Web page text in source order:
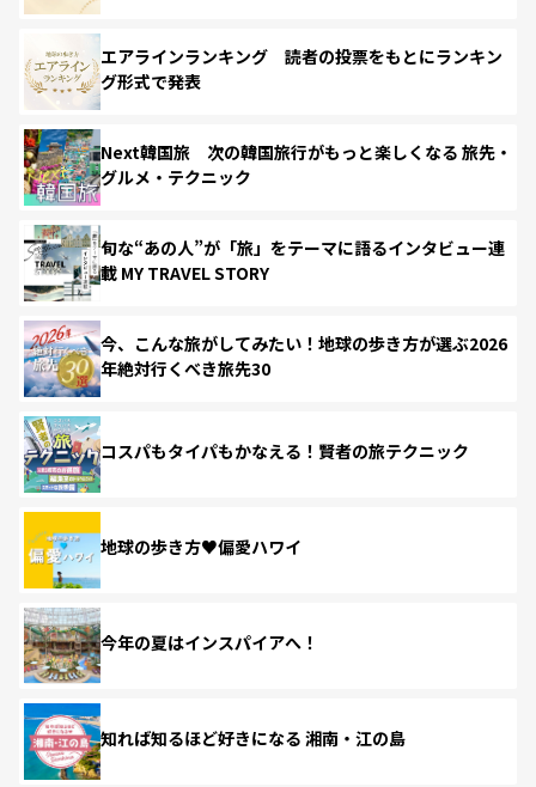
エアラインランキング 読者の投票をもとにランキン
グ形式で発表
Next韓国旅 次の韓国旅行がもっと楽しくなる 旅先・
グルメ・テクニック
旬な“あの人”が「旅」をテーマに語るインタビュー連
載 MY TRAVEL STORY
今、こんな旅がしてみたい！地球の歩き方が選ぶ2026
年絶対行くべき旅先30
コスパもタイパもかなえる！賢者の旅テクニック
地球の歩き方♥偏愛ハワイ
今年の夏はインスパイアへ！
知れば知るほど好きになる 湘南・江の島